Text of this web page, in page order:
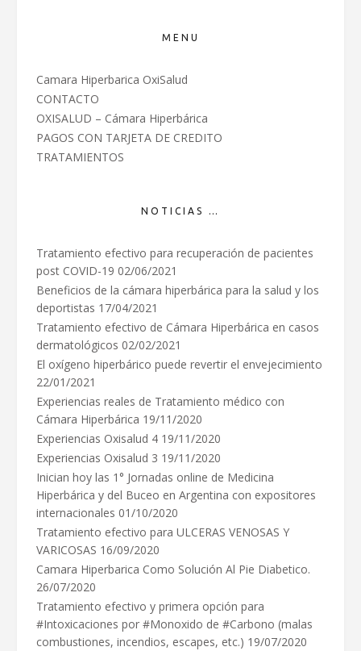
MENU
Camara Hiperbarica OxiSalud
CONTACTO
OXISALUD – Cámara Hiperbárica
PAGOS CON TARJETA DE CREDITO
TRATAMIENTOS
NOTICIAS …
Tratamiento efectivo para recuperación de pacientes
post COVID-19 02/06/2021
Beneficios de la cámara hiperbárica para la salud y los
deportistas 17/04/2021
Tratamiento efectivo de Cámara Hiperbárica en casos
dermatológicos 02/02/2021
El oxígeno hiperbárico puede revertir el envejecimiento
22/01/2021
Experiencias reales de Tratamiento médico con
Cámara Hiperbárica 19/11/2020
Experiencias Oxisalud 4 19/11/2020
Experiencias Oxisalud 3 19/11/2020
Inician hoy las 1° Jornadas online de Medicina
Hiperbárica y del Buceo en Argentina con expositores
internacionales 01/10/2020
Tratamiento efectivo para ULCERAS VENOSAS Y
VARICOSAS 16/09/2020
Camara Hiperbarica Como Solución Al Pie Diabetico.
26/07/2020
Tratamiento efectivo y primera opción para
#Intoxicaciones por #Monoxido de #Carbono (malas
combustiones, incendios, escapes, etc.) 19/07/2020